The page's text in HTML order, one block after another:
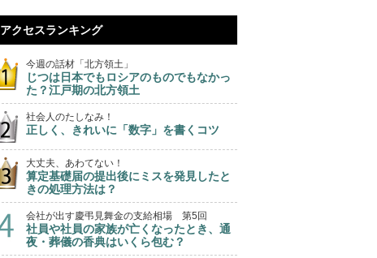
アクセスランキング
今週の話材「北方領土」
じつは日本でもロシアのものでもなかっ
た？江戸期の北方領土
社会人のたしなみ！
正しく、きれいに「数字」を書くコツ
大丈夫、あわてない！
算定基礎届の提出後にミスを発見したと
きの処理方法は？
会社が出す慶弔見舞金の支給相場 第5回
社員や社員の家族が亡くなったとき、通
夜・葬儀の香典はいくら包む？